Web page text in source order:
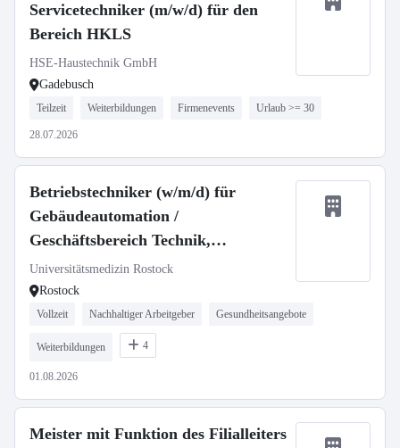
Servicetechniker (m/w/d) für den
Bereich HKLS
HSE-Haustechnik GmbH
Gadebusch
Teilzeit Weiterbildungen Firmenevents Urlaub >= 30
28.07.2026
Betriebstechniker (w/m/d) für
Gebäudeautomation /
Geschäftsbereich Technik,
Gebäudemanagement und
Nachhaltigkeit
Universitätsmedizin Rostock
Rostock
Vollzeit Nachhaltiger Arbeitgeber Gesundheitsangebote
Weiterbildungen 4
01.08.2026
Meister mit Funktion des Filialleiters